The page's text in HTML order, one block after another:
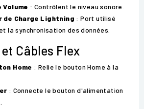
Volume : Contrôlent le niveau sonore.
de Charge Lightning : Port utilisé
la synchronisation des données.
Câbles Flex
Home : Relie le bouton Home à la
: Connecte le bouton d'alimentation